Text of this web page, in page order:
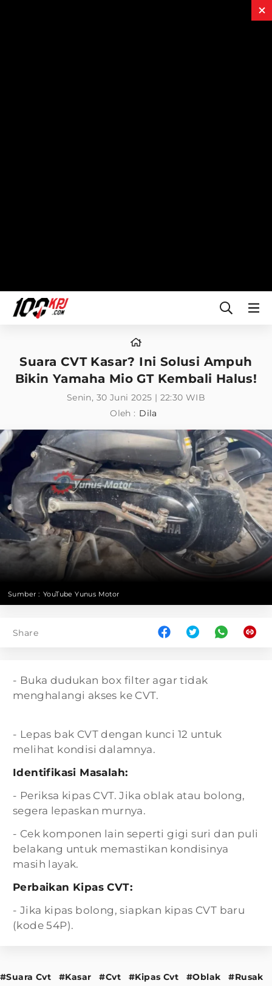
Suara CVT Kasar? Ini Solusi Ampuh
Bikin Yamaha Mio GT Kembali Halus!
Senin, 30 Juni 2025 | 22:30 WIB
Oleh : Dila
Sumber : YouTube Yunus Motor
Share
- Buka dudukan box filter agar tidak
menghalangi akses ke CVT.
- Lepas bak CVT dengan kunci 12 untuk
melihat kondisi dalamnya.
Identifikasi Masalah:
- Periksa kipas CVT. Jika oblak atau bolong,
segera lepaskan murnya.
- Cek komponen lain seperti gigi suri dan puli
belakang untuk memastikan kondisinya
masih layak.
Perbaikan Kipas CVT:
- Jika kipas bolong, siapkan kipas CVT baru
(kode 54P).
#Suara Cvt #Kasar #Cvt #Kipas Cvt #Oblak
#Rusak